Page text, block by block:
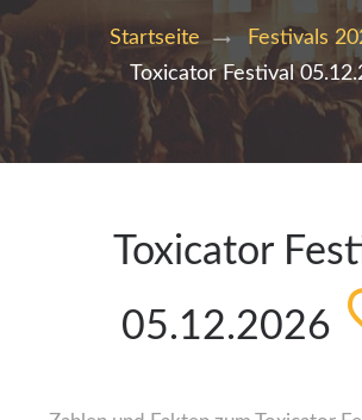
Startseite
Festivals
Toxicator Festival
Toxicator
05.12.2026